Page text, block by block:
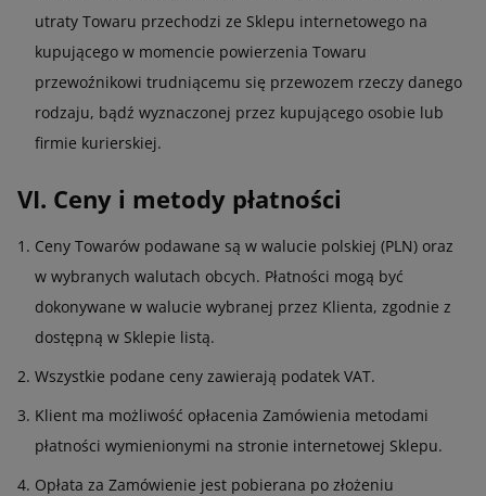
utraty Towaru przechodzi ze Sklepu internetowego na
kupującego w momencie powierzenia Towaru
przewoźnikowi trudniącemu się przewozem rzeczy danego
rodzaju, bądź wyznaczonej przez kupującego osobie lub
firmie kurierskiej.
VI. Ceny i metody płatności
Ceny Towarów podawane są w walucie polskiej (PLN) oraz
w wybranych walutach obcych. Płatności mogą być
dokonywane w walucie wybranej przez Klienta, zgodnie z
dostępną w Sklepie listą.
Wszystkie podane ceny zawierają podatek VAT.
Klient ma możliwość opłacenia Zamówienia metodami
płatności wymienionymi na stronie internetowej Sklepu.
Opłata za Zamówienie jest pobierana po złożeniu